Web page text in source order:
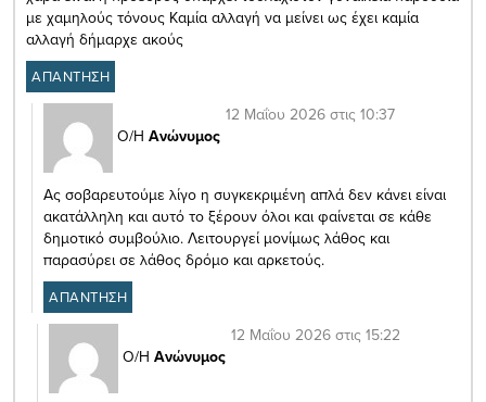
με χαμηλούς τόνους Καμία αλλαγή να μείνει ως έχει καμία
αλλαγή δήμαρχε ακούς
ΑΠΑΝΤΗΣΗ
Ο/Η Ανώνυμος
12 Μαΐου 2026 στις 10:37
Ας σοβαρευτούμε λίγο η συγκεκριμένη απλά δεν κάνει είναι
ακατάλληλη και αυτό το ξέρουν όλοι και φαίνεται σε κάθε
δημοτικό συμβούλιο. Λειτουργεί μονίμως λάθος και
παρασύρει σε λάθος δρόμο και αρκετούς.
ΑΠΑΝΤΗΣΗ
Ο/Η Ανώνυμος
12 Μαΐου 2026 στις 15:22